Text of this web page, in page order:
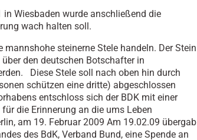
Wiesbaden wurde anschließend die
wach halten soll.
steinerne Stele handeln. Der Stein
den deutschen Botschafter in
Diese Stele soll nach oben hin durch
schützen eine dritte) abgeschlossen
entschloss sich der BDK mit einer
die Erinnerung an die ums Leben
am 19. Februar 2009 Am 19.02.09 übergab
des BdK, Verband Bund, eine Spende an